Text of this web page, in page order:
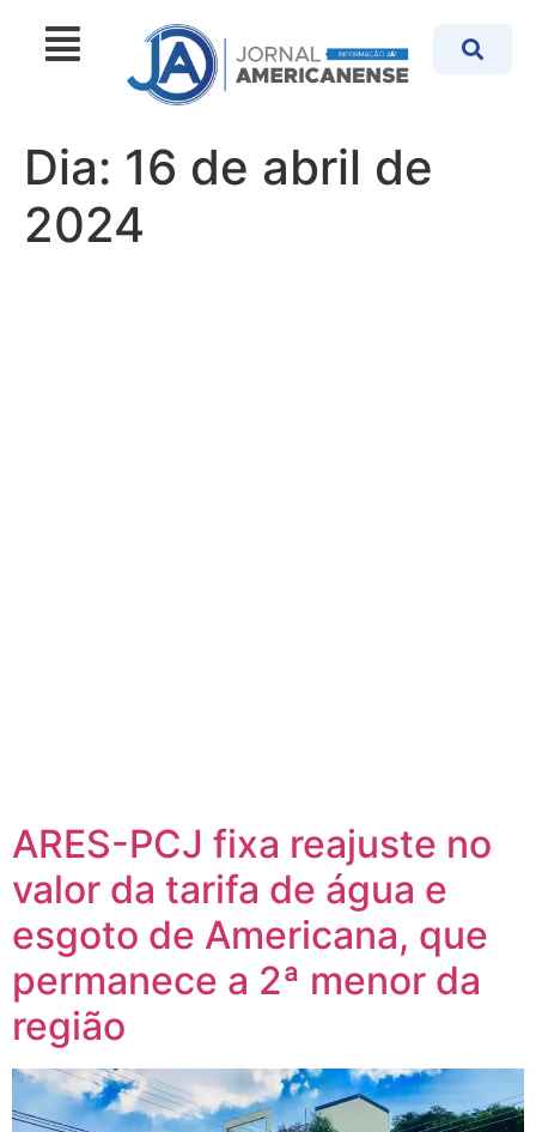
Dia: 16 de abril de
2024
ARES-PCJ fixa reajuste no
valor da tarifa de água e
esgoto de Americana, que
permanece a 2ª menor da
região